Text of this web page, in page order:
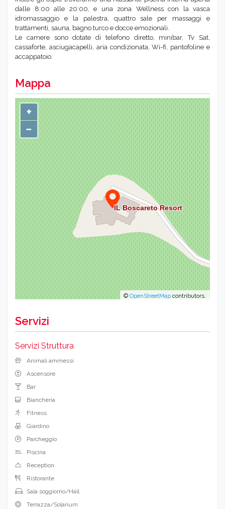
dalle 8:00 alle 20:00, e una zona Wellness con la vasca
idromassaggio e la palestra, quattro sale per massaggi e
trattamenti, sauna, bagno turco e docce emozionali.
Le camere sono dotate di telefono diretto, minibar, Tv Sat,
cassaforte, asciugacapelli, aria condizionata, Wi-fi, pantofoline e
accappatoio.
Mappa
+
−
©OpenStreetMap contributors.
Servizi
Servizi Struttura
Animali ammessi
Ascensore
Bar
Biancheria
Fitness
Giardino
Parcheggio
Piscina
Reception
Ristorante
Sala soggiorno/Hall
Terrazza/Solarium